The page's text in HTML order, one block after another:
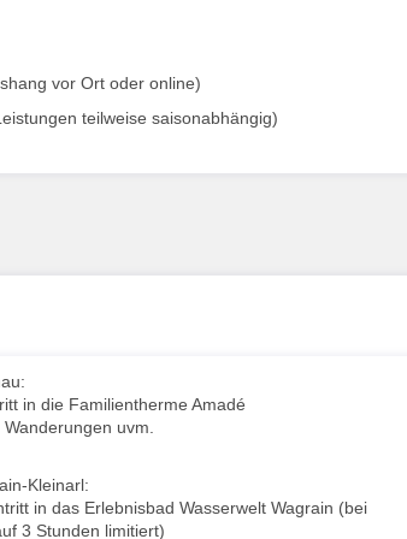
vor Ort oder online)
teilweise saisonabhängig)
in die Familientherme Amadé
uvm.
Kleinarl:
in das Erlebnisbad Wasserwelt Wagrain (bei
3 Stunden limitiert)